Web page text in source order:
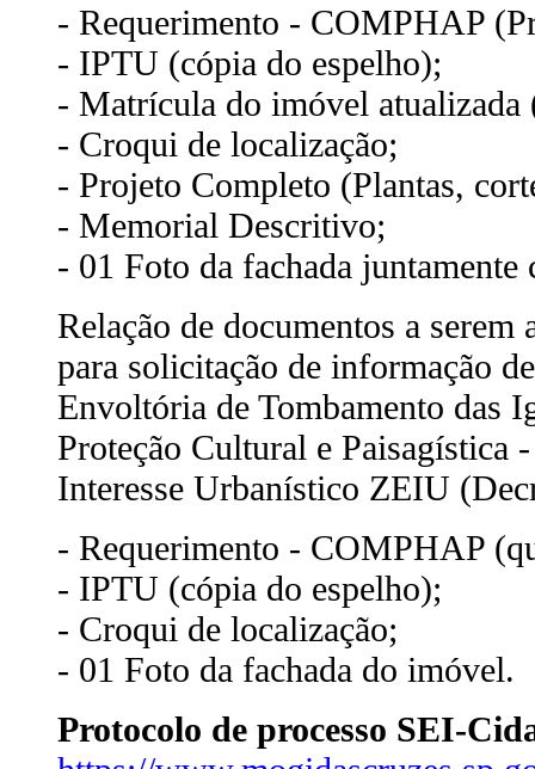
- Requerimento - COMPHAP
- IPTU (cópia do espelho);
- Matrícula do imóvel atualizada
- Croqui de localização;
- Projeto Completo (Plantas,
- Memorial Descritivo;
- 01 Foto da fachada
Relação de documentos a serem
para solicitação de informação
Envoltória de Tombamento das
Proteção Cultural e Paisagística
Interesse Urbanístico ZEIU
- Requerimento - COMPHAP
- IPTU (cópia do espelho);
- Croqui de localização;
- 01 Foto da fachada do imóvel.
Protocolo de processo SEI-